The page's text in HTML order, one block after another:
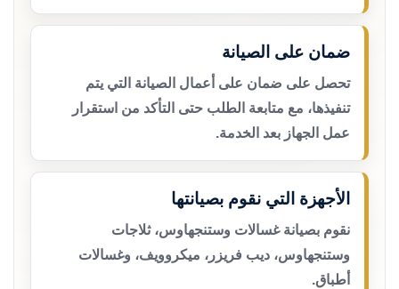
ضمان على الصيانة
تحصل على ضمان على أعمال الصيانة التي يتم
تنفيذها، مع متابعة الطلب حتى التأكد من استقرار
عمل الجهاز بعد الخدمة.
الأجهزة التي نقوم بصيانتها
نقوم بصيانة غسالات وستنجهاوس، ثلاجات
وستنجهاوس، ديب فريزر، ميكروويف، وغسالات
أطباق.